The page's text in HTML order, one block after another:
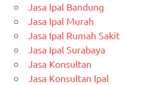
Jasa Ipal Bandung
Jasa Ipal Murah
Jasa Ipal Rumah Sakit
Jasa Ipal Surabaya
Jasa Konsultan
Jasa Konsultan Ipal